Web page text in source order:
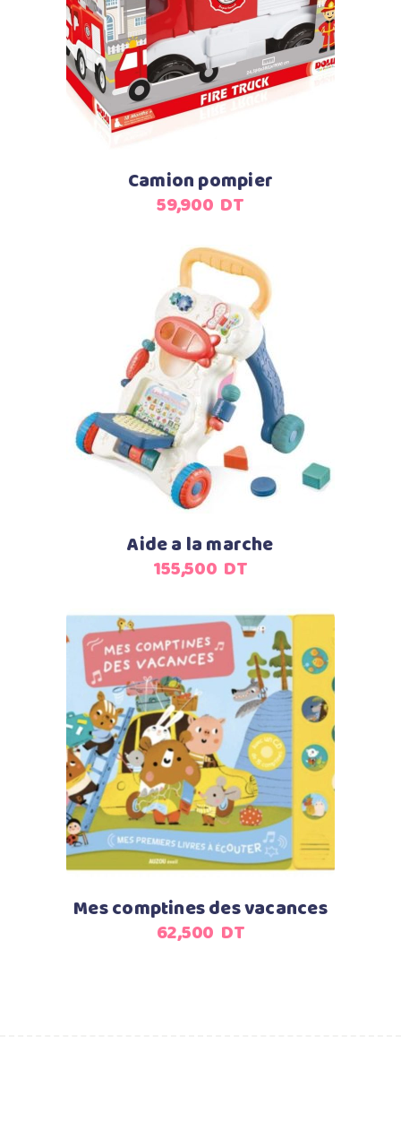
Ajouter au panier
Camion pompier
59,900 DT
Ajouter au panier
Aide a la marche
155,500 DT
Ajouter au panier
Mes comptines des vacances
62,500 DT